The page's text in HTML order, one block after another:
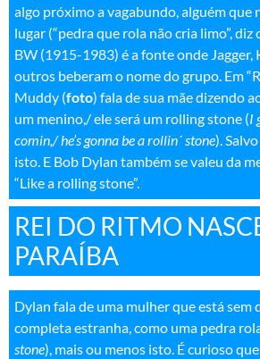
algo próximo a vagabundo, alguém que
lugar (“pedra que rola não cria limo”,
BW (1915-1983) é a fonte onde Jagger,
outros beberam o nome do grupo. Em
Muddy (foto) fala de sua mãe dizendo
um menino,/ ele será um rolling stone (I
comin,/ he’s gonna be a rollin´ stone).
isto. E Bob Dylan também se valeu da
“Like a rolling stone”.
REI DO RITMO
PARAÍBA
Dylan fala de uma mulher que está sem
completa estranha, como uma pedra
stone), mais ou menos isto. É curioso